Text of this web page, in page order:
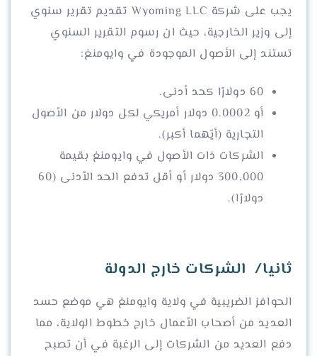
يجب على شركة Wyoming LLC تقديم تقرير سنوي
إلى وزير الخارجية، حيث ان رسوم التقرير السنوي
تستند إلى الأصول الموجودة في وايومنغ:
60 دولارًا كحد أدنى.
أو 0.0002 دولار أمريكي لكل دولار من الأصول
التجارية (أيّهما أكبر).
الشركات ذات الأصول في وايومنغ بقيمة
300,000 دولار أو أقل تدفع الحد الأدنى (60
دولارًا).
ثانيا/ الشركات خارج الدولة
الحوافز الضريبية في ولاية وايومنغ هي موضع حسد
العديد من أصحاب الأعمال خارج خطوط الولاية، مما
دفع العديد من الشركات إلى الرغبة في أن تصبح